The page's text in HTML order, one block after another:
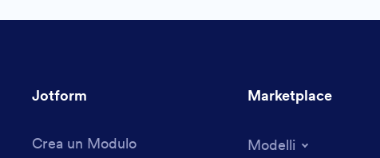
Jotform
Crea un Modulo
Marketplace
Modelli